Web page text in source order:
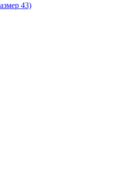
43)